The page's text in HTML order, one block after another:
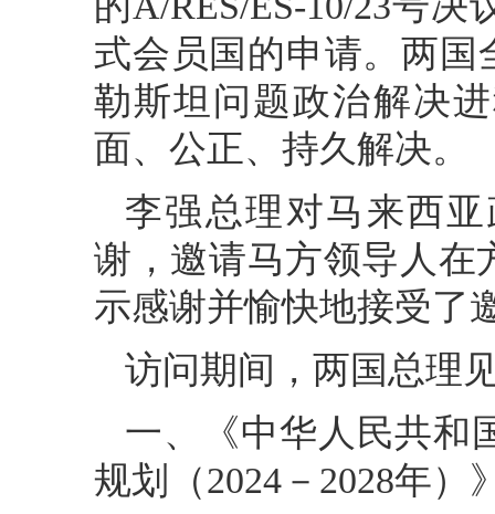
式会员国的申请。两国
勒斯坦问题政治解决
面、公正、持久解决。
李强总理对马来西
谢，邀请马方领导人在
示感谢并愉快地接受了
访问期间，两国总理
一、《中华人民共和
规划（2024－2028年）